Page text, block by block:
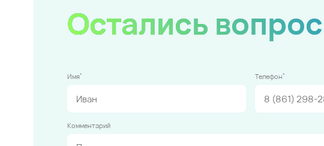
Остались
Имя* Телефон*
Комментарий